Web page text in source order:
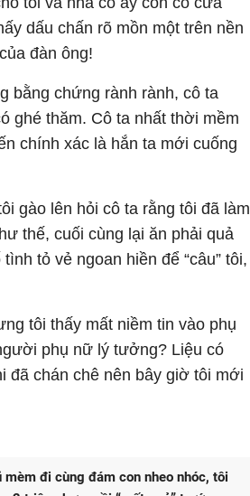
dấu chấn rõ mồn một trên nền
đàn ông!
bằng chứng rành rành, cô ta
ghé thăm. Cô ta nhất thời mềm
chính xác là hắn ta mới cuống
gào lên hỏi cô ta rằng tôi đã làm
thế, cuối cùng lại ăn phải quả
tỏ vẻ ngoan hiền để “câu” tôi,
tôi thấy mất niềm tin vào phụ
phụ nữ lý tưởng? Liệu có
đã chán chê nên bây giờ tôi mới
mèm đi cùng đám con nheo nhóc, tôi